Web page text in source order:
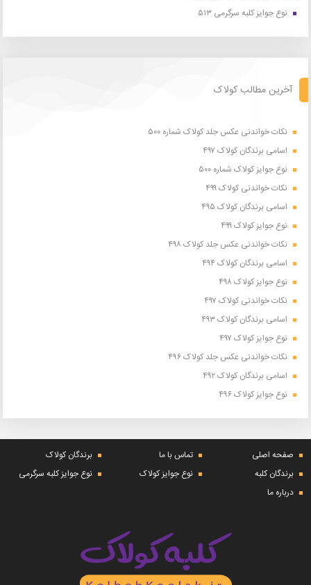
نوع جوایز کلبه سرگرمی ۵۱۳
آخرین مطالب کولاک
نکات خواندنی عکس جلد کولاک شماره ۵۰۰
اسامی برندگان کولاک ۴۹۷
نوع جوایز کولاک شماره ۵۰۰
نکات خواندنی کولاک ۴۹۹
اسامی برندگان کولاک ۴۹۵
نوع جوایز کولاک ۴۹۹
نکات خواندنی عکس جلد کولاک ۴۹۸
اسامی برندگان کولاک ۴۹۴
نوع جوایز کولاک ۴۹۸
نکات خواندنی کولاک ۴۹۷
اسامی برندگان کولاک ۴۹۳
نوع جوایز کولاک ۴۹۷
نکات خواندنی عکس جلد کولاک ۴۹۶
اسامی برندگان کولاک ۴۹۲
نوع جوایز کولاک ۴۹۶
صفحه اصلی تماس با ما
برندگان کولاک
برندگان کلبه
نوع جوایز کولاک
نوع جوایز کلبه سرگرمی
درباره ما